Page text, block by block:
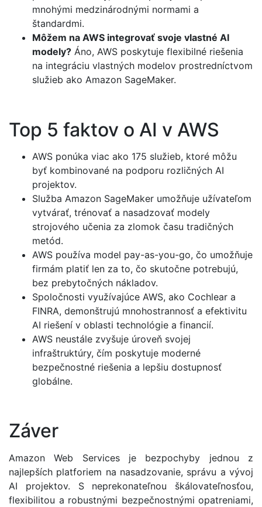
mnohými medzinárodnými normami a
štandardmi.
Môžem na AWS integrovať svoje vlastné AI
modely? Áno, AWS poskytuje flexibilné riešenia
na integráciu vlastných modelov prostredníctvom
služieb ako Amazon SageMaker.
Top 5 faktov o AI v AWS
AWS ponúka viac ako 175 služieb, ktoré môžu
byť kombinované na podporu rozličných AI
projektov.
Služba Amazon SageMaker umožňuje užívateľom
vytvárať, trénovať a nasadzovať modely
strojového učenia za zlomok času tradičných
metód.
AWS používa model pay-as-you-go, čo umožňuje
firmám platiť len za to, čo skutočne potrebujú,
bez prebytočných nákladov.
Spoločnosti využívajúce AWS, ako Cochlear a
FINRA, demonštrujú mnohostrannosť a efektivitu
AI riešení v oblasti technológie a financií.
AWS neustále zvyšuje úroveň svojej
infraštruktúry, čím poskytuje moderné
bezpečnostné riešenia a lepšiu dostupnosť
globálne.
Záver
Amazon Web Services je bezpochyby jednou z
najlepších platforiem na nasadzovanie, správu a vývoj
AI projektov. S neprekonateľnou škálovateľnosťou,
flexibilitou a robustnými bezpečnostnými opatreniami,